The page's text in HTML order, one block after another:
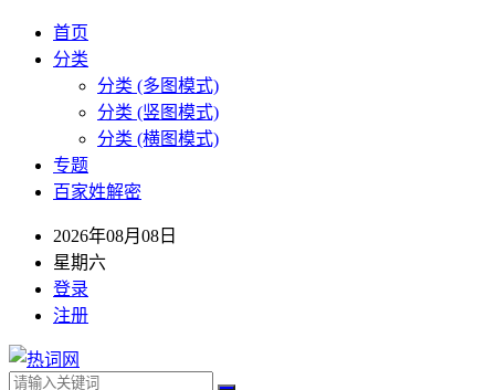
首页
分类
分类 (多图模式)
分类 (竖图模式)
分类 (横图模式)
专题
百家姓解密
2026年08月08日
星期六
登录
注册